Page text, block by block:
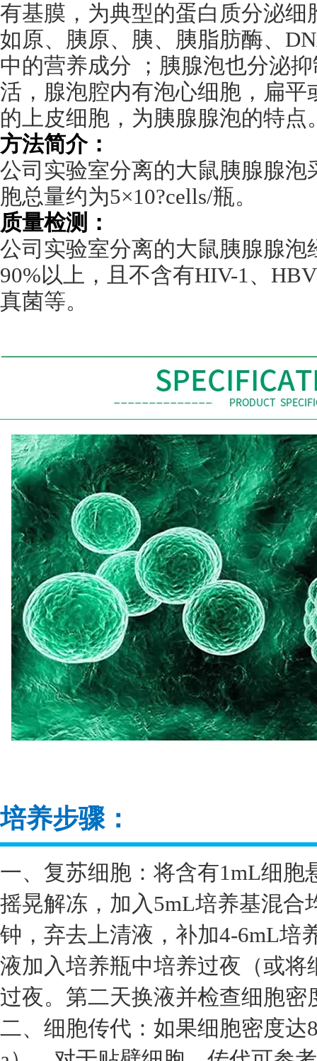
有基膜，为典型的蛋白质分泌
如原、胰原、胰、胰脂肪酶、
中的营养成分 ；胰腺泡也分泌
活，腺泡腔内有泡心细胞，扁
的上皮细胞，为胰腺腺泡的特点
方法简介：
公司实验室分离的大鼠胰腺腺
胞总量约为5×10?cells/瓶。
质量检测：
公司实验室分离的大鼠胰腺腺
90%以上，且不含有HIV-1、 HBV
真菌等。
培养步骤：
一、复苏细胞：将含有1mL细
摇晃解冻，加入5mL培养基混合
钟，弃去上清液，补加4-6mL培
液加入培养瓶中培养过夜（或
过夜。第二天换液并检查细胞密
二、细胞传代：如果细胞密度达